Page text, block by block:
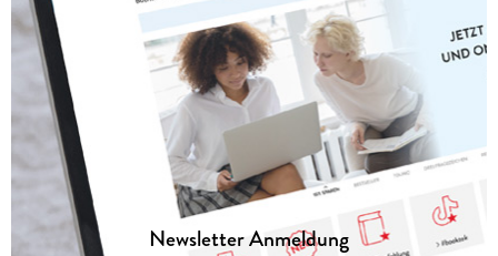
Newsletter Anmeldung